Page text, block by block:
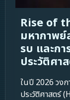
Rise of
มหากาพ
รบ และก
ประวัติศา
ในปี 2026 วง
ประวัติศาสตร์